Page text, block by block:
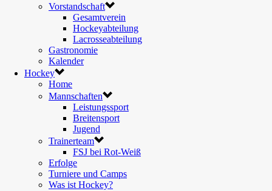
Vorstandschaft
Gesamtverein
Hockeyabteilung
Lacrosseabteilung
Gastronomie
Kalender
Hockey
Home
Mannschaften
Leistungssport
Breitensport
Jugend
Trainerteam
FSJ bei Rot-Weiß
Erfolge
Turniere und Camps
Was ist Hockey?